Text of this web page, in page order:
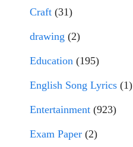
Craft (31)
drawing (2)
Education (195)
English Song Lyrics (1)
Entertainment (923)
Exam Paper (2)